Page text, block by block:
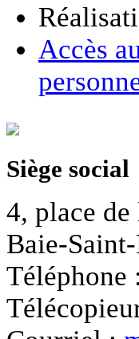
Accès
Siège social
4, place de
Baie-
Téléphone